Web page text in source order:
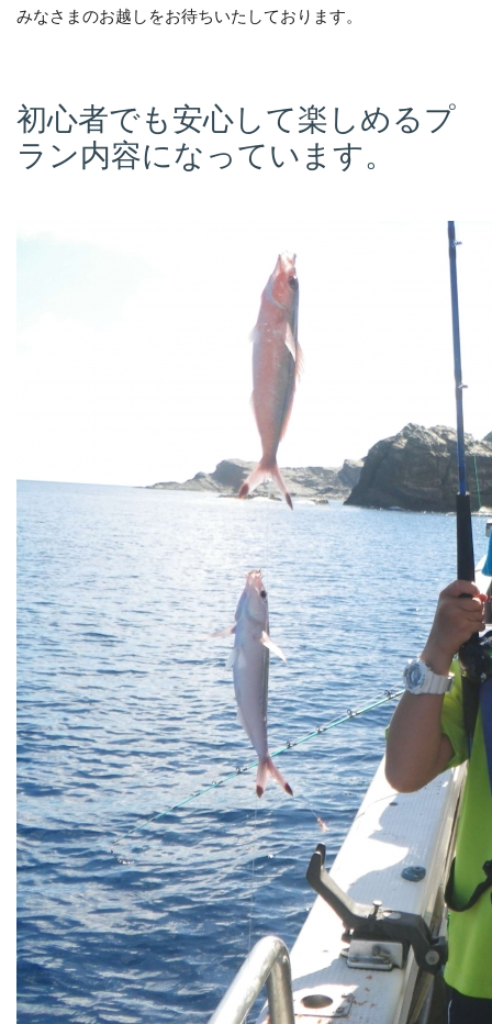
みなさまのお越しをお待ちいたしております。
初心者でも安心して楽しめるプ
ラン内容になっています。